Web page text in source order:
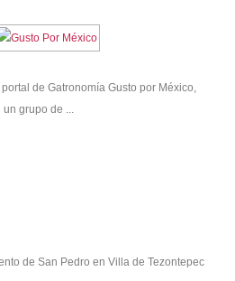
de Gatronomía Gusto por México,
grupo de ...
de San Pedro en Villa de Tezontepec